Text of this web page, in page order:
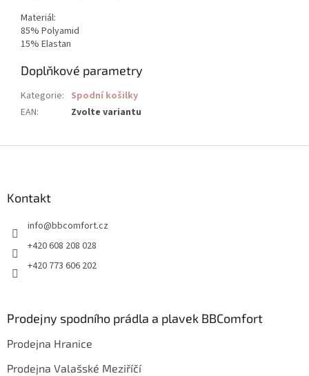
Materiál:
85% Polyamid
15% Elastan
Doplňkové parametry
Kategorie: Spodní košilky
EAN: Zvolte variantu
Kontakt
info@bbcomfort.cz
+420 608 208 028
+420 773 606 202
Prodejny spodního prádla a plavek BBComfort
Prodejna Hranice
Prodejna Valašské Meziříčí